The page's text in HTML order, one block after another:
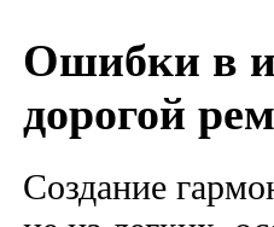
Ошибки в
дорогой
Создание